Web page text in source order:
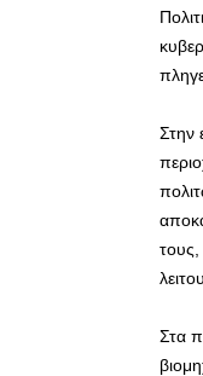
Στην
τους,
Στα